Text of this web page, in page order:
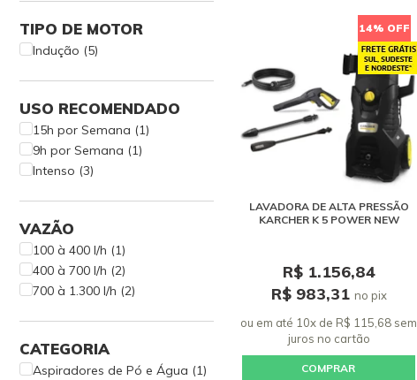
TIPO DE MOTOR
Indução (5)
USO RECOMENDADO
15h por Semana (1)
9h por Semana (1)
Intenso (3)
VAZÃO
100 à 400 l/h (1)
400 à 700 l/h (2)
700 à 1.300 l/h (2)
CATEGORIA
Aspiradores de Pó e Água (1)
14% OFF
LAVADORA DE ALTA PRESSÃO
KARCHER K 5 POWER NEW
R$ 1.156,84
R$ 983,31 no pix
ou em até 10x de R$ 115,68 sem
juros no cartão
COMPRAR